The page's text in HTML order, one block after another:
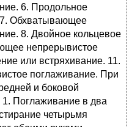
6. Продольное
Обхватывающее
8. Двойное кольцевое
непрерывистое
или встряхивание. 11.
поглаживание. При
и боковой
Поглаживание в два
четырьмя